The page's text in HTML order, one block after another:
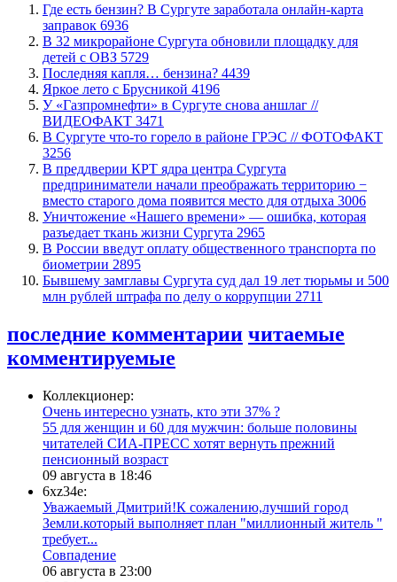
​Где есть бензин? В Сургуте заработала онлайн-карта
заправок 6936
В 32 микрорайоне Сургута обновили площадку для
детей с ОВЗ 5729
​Последняя капля… бензина? 4439
Яркое лето с Брусникой 4196
У «Газпромнефти» в Сургуте снова аншлаг //
ВИДЕОФАКТ 3471
​В Сургуте что-то горело в районе ГРЭС // ФОТОФАКТ
3256
​В преддверии КРТ ядра центра Сургута
предприниматели начали преображать территорию −
вместо старого дома появится место для отдыха 3006
​Уничтожение «Нашего времени» — ошибка, которая
разъедает ткань жизни Сургута 2965
В России введут оплату общественного транспорта по
биометрии 2895
Бывшему замглавы Сургута суд дал 19 лет тюрьмы и 500
млн рублей штрафа по делу о коррупции 2711
последние комментарии читаемые
комментируемые
Коллекционер:
Очень интересно узнать, кто эти 37% ?
​55 для женщин и 60 для мужчин: больше половины
читателей СИА-ПРЕСС хотят вернуть прежний
пенсионный возраст
09 августа в 18:46
6xz34e:
Уважаемый Дмитрий!К сожалению,лучший город
Земли.который выполняет план "миллионный житель "
требует...
​Совпадение
06 августа в 23:00